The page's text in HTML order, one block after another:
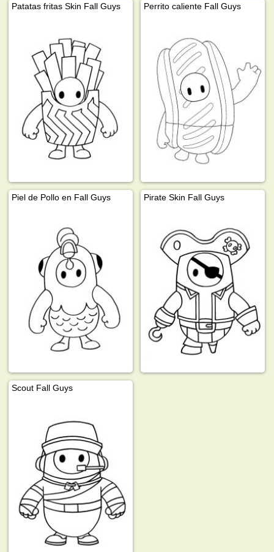
Patatas fritas Skin Fall Guys Perrito caliente Fall Guys
Piel de Pollo en Fall Guys Pirate Skin Fall Guys
Scout Fall Guys